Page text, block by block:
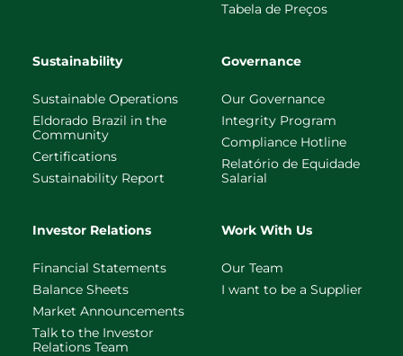
Tabela de Preços
Sustainability
Sustainable Operations
Eldorado Brazil in the
Community
Certifications
Sustainability Report
Governance
Our Governance
Integrity Program
Compliance Hotline
Relatório de Equidade
Salarial
Investor Relations
Financial Statements
Balance Sheets
Market Announcements
Talk to the Investor
Relations Team
Work With Us
Our Team
I want to be a Supplier